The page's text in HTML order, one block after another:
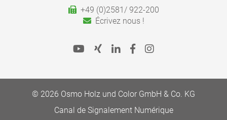
Aller au calculateur de rendement
+49 (0)2581/ 922-200
Écrivez nous !
© 2026 Osmo Holz und Color GmbH & Co. KG
Canal de Signalement Numérique